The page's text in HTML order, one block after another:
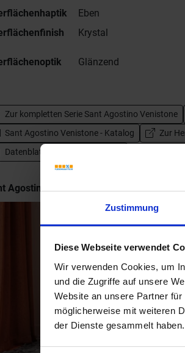
Zustimmung
Diese Webseite verwendet
Wir verwenden Cookies, um
und die Zugriffe auf unsere
Website an unsere Partner
möglicherweise mit weiteren
der Dienste gesammelt haben.
Eben
Krystal
Glänzend
Zur kompletten Serie Sant Agostino Venistone
Sant Agostino Venistone - Katalog
Zur
Datenblatt herunterladen - PDF
Agostino Venistone Impressionen